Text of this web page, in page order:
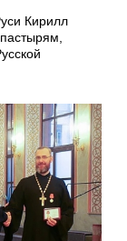
Кирилл